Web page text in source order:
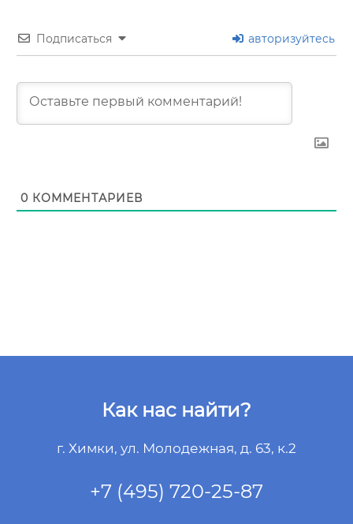
Подписаться авторизуйтесь
0 КОММЕНТАРИЕВ
Как нас найти?
г. Химки, ул. Молодежная, д. 63, к.2
+7 (495) 720-25-87